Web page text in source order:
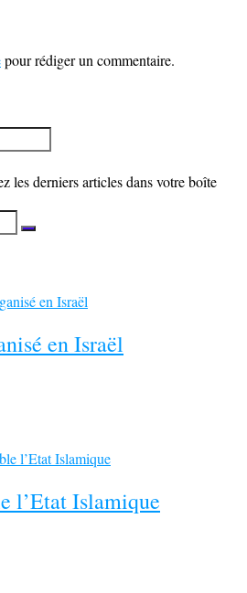
pour rédiger un commentaire.
les derniers articles dans votre boîte
en Israël
l’Etat Islamique